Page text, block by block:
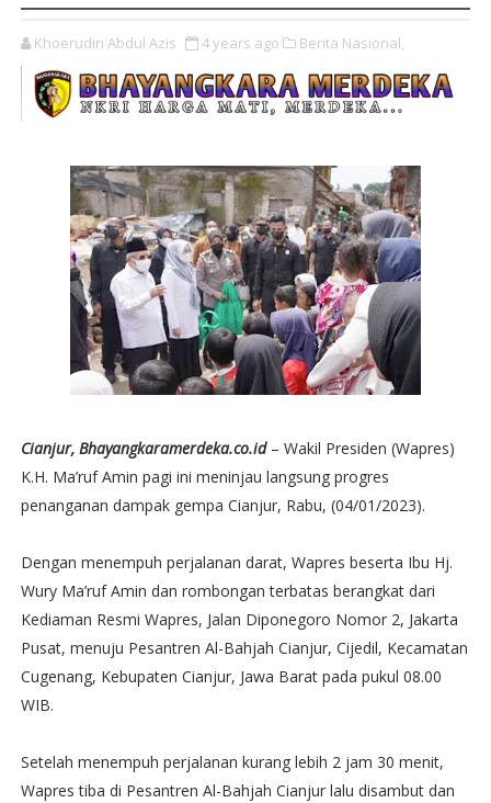
Khoerudin Abdul Azis 4 years ago Berita Nasional,
Cianjur, Bhayangkaramerdeka.co.id– Wakil Presiden (Wapres)
K.H. Ma’ruf Amin pagi ini meninjau langsung progres
penanganan dampak gempa Cianjur, Rabu, (04/01/2023).
Dengan menempuh perjalanan darat, Wapres beserta Ibu Hj.
Wury Ma’ruf Amin dan rombongan terbatas berangkat dari
Kediaman Resmi Wapres, Jalan Diponegoro Nomor 2, Jakarta
Pusat, menuju Pesantren Al-Bahjah Cianjur, Cijedil, Kecamatan
Cugenang, Kebupaten Cianjur, Jawa Barat pada pukul 08.00
WIB.
Setelah menempuh perjalanan kurang lebih 2 jam 30 menit,
Wapres tiba di Pesantren Al-Bahjah Cianjur lalu disambut dan